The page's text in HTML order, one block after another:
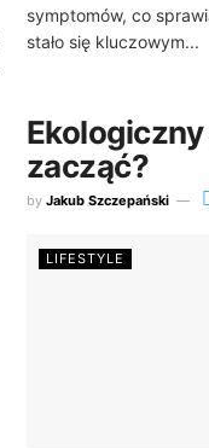
symptomów, co
stało się kluczowym...
zacząć?
by Jakub Szczepański
LIFESTYLE